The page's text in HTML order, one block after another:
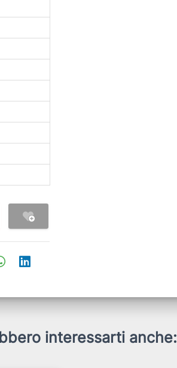
interessarti anche: